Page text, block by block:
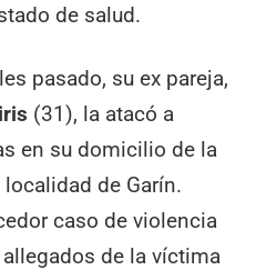
de salud.
pasado, su ex pareja,
(31), la atacó a
en su domicilio de la
de Garín.
caso de violencia
de la víctima